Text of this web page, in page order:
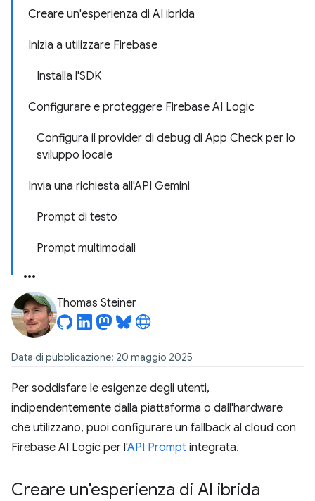
Creare un'esperienza di AI ibrida
Inizia a utilizzare Firebase
Installa l'SDK
Configurare e proteggere Firebase AI Logic
Configura il provider di debug di App Check per lo
sviluppo locale
Invia una richiesta all'API Gemini
Prompt di testo
Prompt multimodali
Thomas Steiner
Data di pubblicazione: 20 maggio 2025
Per soddisfare le esigenze degli utenti,
indipendentemente dalla piattaforma o dall'hardware
che utilizzano, puoi configurare un fallback al cloud con
Firebase AI Logic per l'API Prompt integrata.
Creare un'esperienza di AI ibrida